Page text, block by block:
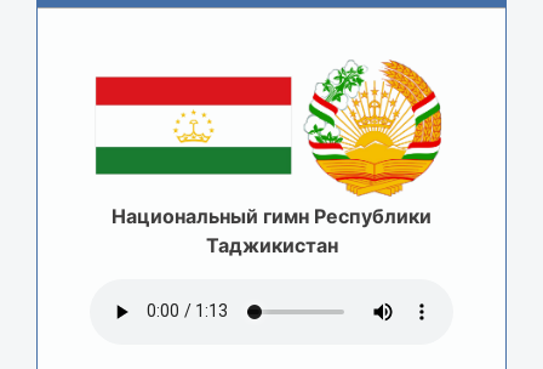
Национальный гимн Республики
Таджикистан